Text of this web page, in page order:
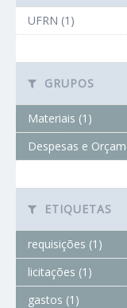
UFRN (1)
GRUPOS
Materiais (1)
Despesas e
ETIQUETAS
requisições (1)
licitações (1)
gastos (1)